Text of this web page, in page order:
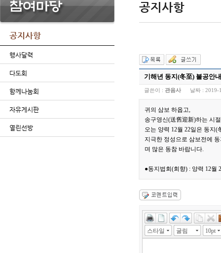
공지사항
행사달력
다도회
함께나눔회
자유게시판
열린선방
공지사항
기해년 동지(冬至) 불공안내
글쓴이 : 관음사 날짜 : 2019-
귀의 삼보 하옵고,
송구영신(送舊迎新)하는 시
오는 양력 12월 22일은 동지(
지극한 정성으로 삼보전에
며 많은 동참 바랍니다.
●동지법회(회향) : 양력 12월
스타일 굴림 10pt